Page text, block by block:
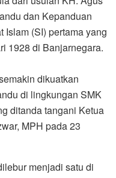
dan Kepanduan
(SI) pertama yang
1928 di Banjarnegara.
dikuatkan
di lingkungan SMK
ditanda tangani Ketua
MPH pada 23
menjadi satu di